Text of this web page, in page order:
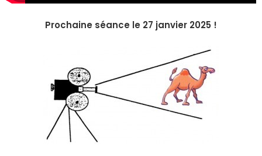
Prochaine séance le 27 janvier 2025 !